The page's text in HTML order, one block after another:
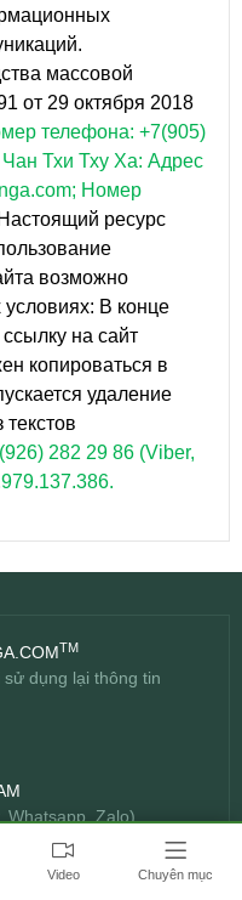
массовой
от 29 октября 2018
телефона: +7(905)
Тхи Тху Ха: Адрес
Номер
Настоящий ресурс
возможно
В конце
на сайт
копироваться в
удаление
282 29 86 (Viber,
TM
dụng lại thông tin
Whatsapp, Zalo)
Video Chuyên mục